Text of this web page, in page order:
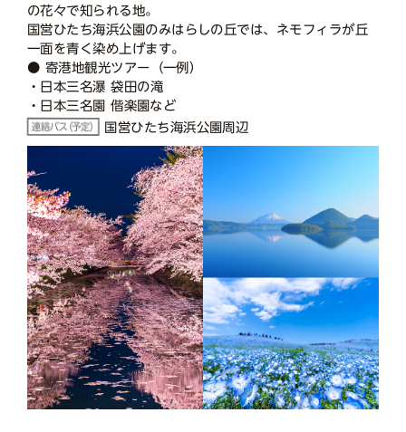
の花々で知られる地。
国営ひたち海浜公園のみはらしの丘では、ネモフィラが丘
一面を青く染め上げます。
● 寄港地観光ツアー（一例）
・日本三名瀑 袋田の滝
・日本三名園 偕楽園など
国営ひたち海浜公園周辺